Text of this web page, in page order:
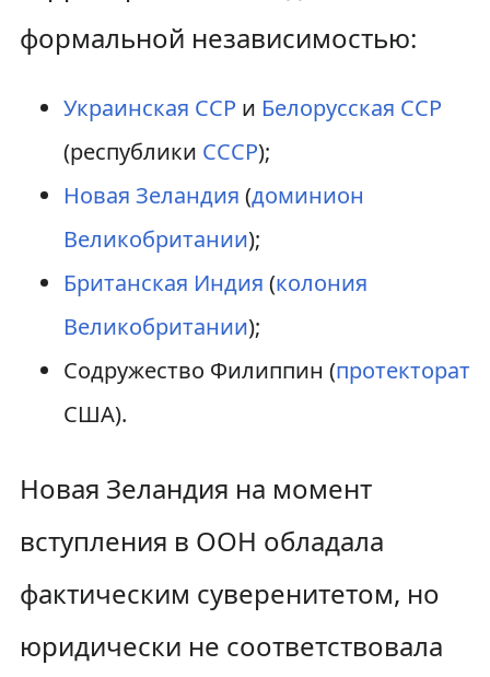
формальной независимостью:
Украинская ССР и Белорусская ССР
(республики СССР);
Новая Зеландия (доминион
Великобритании);
Британская Индия (колония
Великобритании);
Содружество Филиппин (протекторат
США).
Новая Зеландия на момент
вступления в ООН обладала
фактическим суверенитетом, но
юридически не соответствовала